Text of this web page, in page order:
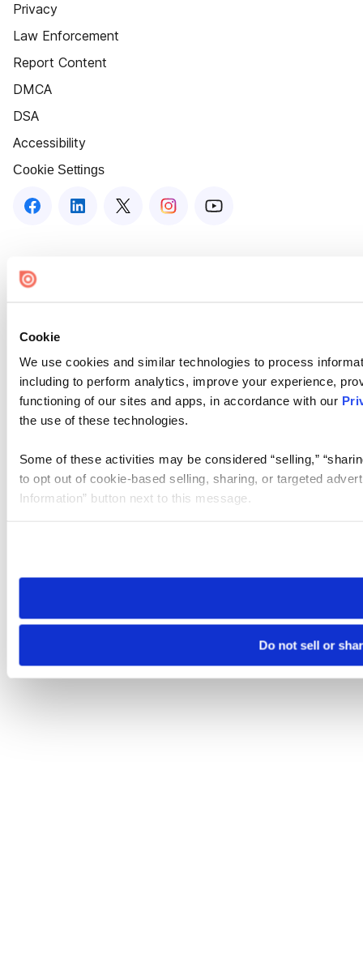
Cookie
We use cookies and similar technologies to process
including to perform analytics, improve your experience,
functioning of our sites and apps, in accordance with our
the use of these technologies.
Some of these activities may be considered “selling,”
to opt out of cookie-based selling, sharing, or targeted
Information” button next to this message.
need to be set again.
Do not sell or
Privacy
Law Enforcement
Report Content
DMCA
DSA
Accessibility
Cookie Settings